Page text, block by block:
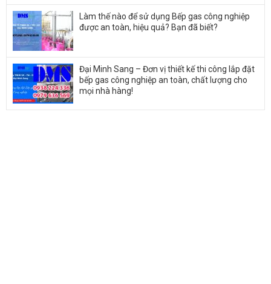
Làm thế nào để sử dụng Bếp gas công nghiệp
được an toàn, hiệu quả? Bạn đã biết?
Đại Minh Sang – Đơn vị thiết kế thi công lắp đặt
bếp gas công nghiệp an toàn, chất lượng cho
mọi nhà hàng!